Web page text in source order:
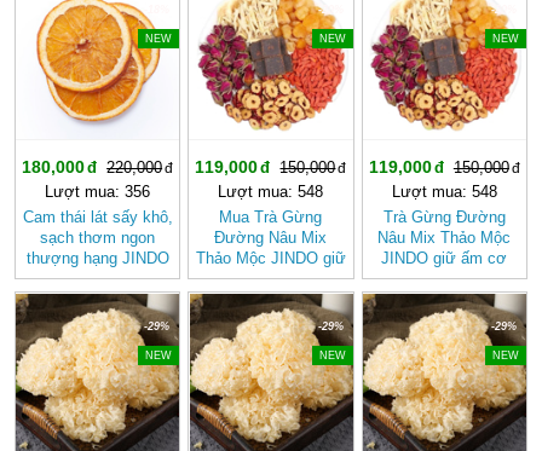
NEW
180,000
220,000
Lượt mua: 356
Cam thái lát sấy khô,
sạch thơm ngon
thượng hạng JINDO
tốt cho sức khỏe
-20%
NEW
119,000
150,000
Lượt mua: 548
Mua Trà Gừng
Đường Nâu Mix
Thảo Mộc JINDO giữ
ấm cơ thể, tốt cho
sức khỏe
-20%
NEW
119,000
150,000
Lượt mua: 548
Trà Gừng Đường
Nâu Mix Thảo Mộc
JINDO giữ ấm cơ
thể
-29%
NEW
-29%
NEW
-29%
NEW